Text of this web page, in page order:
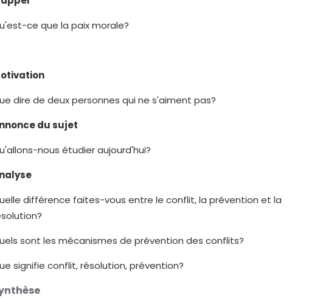
ce que la paix morale?
dire de deux personnes qui ne s'aiment pas?
du sujet
nous étudier aujourd'hui?
différence faites-vous entre le conflit, la prévention et la
sont les mécanismes de prévention des conflits?
signifie conflit, résolution, prévention?